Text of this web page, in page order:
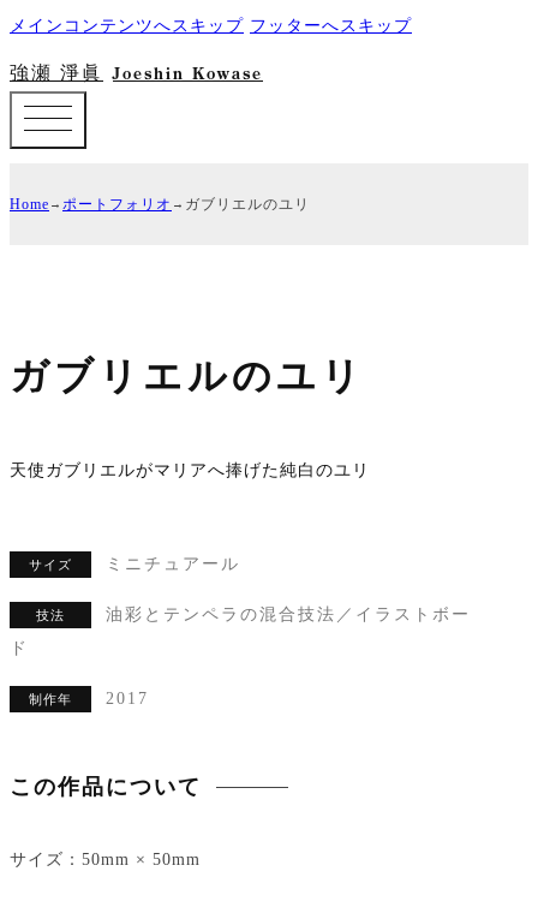
メインコンテンツへスキップ フッターへスキップ
強瀬 淨眞 Joeshin Kowase
Home ポートフォリオ ガブリエルのユリ
ガブリエルのユリ
天使ガブリエルがマリアへ捧げた純白のユリ
サイズ ミニチュアール
技法
油彩とテンペラの混合技法／イラストボー
ド
制作年 2017
この作品について
サイズ：50mm × 50mm